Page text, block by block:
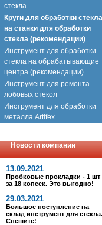
стекла
Круги для обработки стекла
на станки для обработки
стекла (рекомендации)
Инструмент для обработки
стекла на обрабатывающие
центра (рекомендации)
Инструмент для ремонта
лобовых стекол
Инструмент для обработки
металла Artifex
Новости компании
13.09.2021
Пробковые прокладки - 1 шт
за 18 копеек. Это выгодно!
29.03.2021
Большое поступление на
склад инструмент для стекла.
Спешите!